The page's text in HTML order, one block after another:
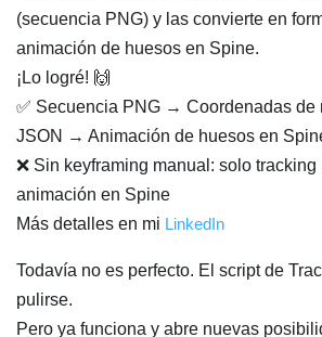
(secuencia PNG) y las convierte en
animación de huesos en Spine.
¡Lo logré! 🙌
✅ Secuencia PNG → Coordenadas de
JSON → Animación de huesos en
❌ Sin keyframing manual: solo
animación en Spine
Más detalles en mi LinkedIn
Todavía no es perfecto. El script de
pulirse.
Pero ya funciona y abre nuevas